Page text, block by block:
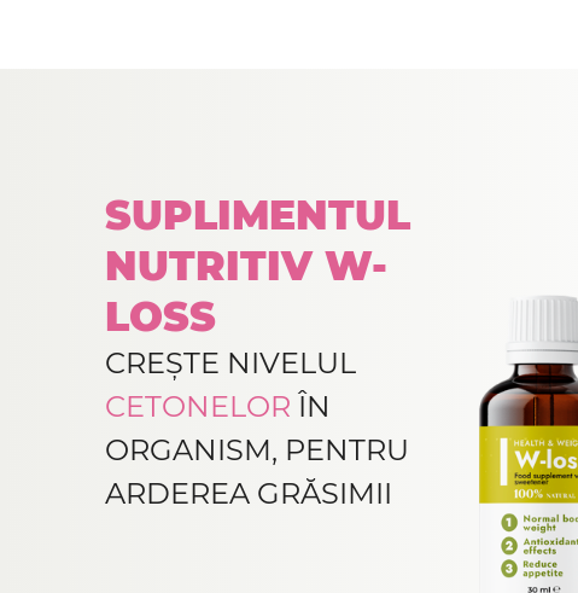
SUPLIMENTUL
NUTRITIV W-
LOSS
CREȘTE NIVELUL
CETONELOR ÎN
ORGANISM, PENTRU
ARDEREA GRĂSIMII